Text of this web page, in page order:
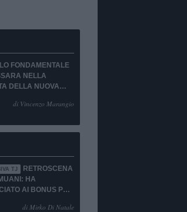
FONDAMENTALE
NELLA
DELLA NUOVA
di Vincenzo Marangio
TJ
RETROSCENA
HA
AI BONUS PUR
di Mirko Di Natale